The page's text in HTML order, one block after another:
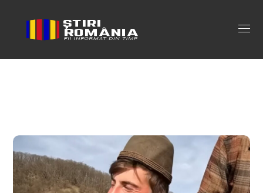
cioban roman Tag